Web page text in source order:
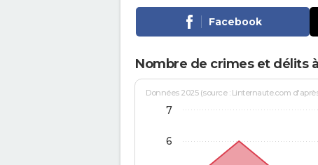
Facebook
Nombre de crimes et délits
Données 2025 (source : Linternaute.com
6
7